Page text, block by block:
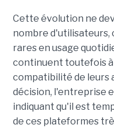
Cette évolution ne
nombre d'utilisateurs,
rares en usage
continuent toutefois
compatibilité de leurs
décision, l'entreprise
indiquant qu'il est
de ces plateformes